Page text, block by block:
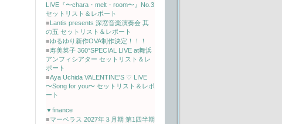
LIVE『〜chara・melt・room〜』No.3
セットリスト＆レポート
■Lantis presents 深窓音楽演奏会 其
の五 セットリスト＆レポート
■ゆるゆり新作OVA制作決定！！！
■寿美菜子 360°SPECIAL LIVE at舞浜
アンフィシアター セットリスト＆レ
ポート
■Aya Uchida VALENTINE'S ♡ LIVE
〜Song for you〜 セットリスト＆レポ
ート
▼finance
■マーベラス 2027年３月期 第1四半期